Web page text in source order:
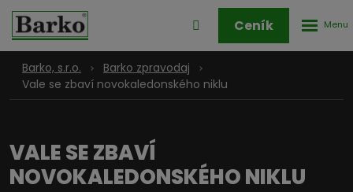
Přihlášení
zóny
Ceník
Barko, s.r.o.
Barko zpravodaj
Vale se zbaví novokaledonského niklu
VALE SE ZBAVÍ
NOVOKALEDONSKÉHO NIKLU